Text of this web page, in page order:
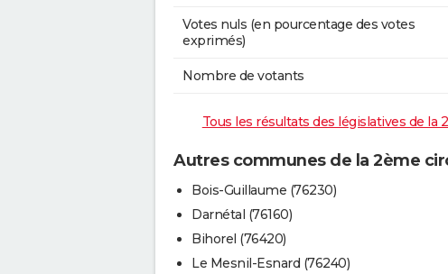
Votes nuls (en pourcentage des votes
exprimés)
Nombre de votants
Tous les résultats des législatives de
Autres communes de la 2ème
Bois-Guillaume (76230)
Darnétal (76160)
Bihorel (76420)
Le Mesnil-Esnard (76240)